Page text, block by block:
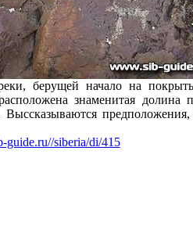
берущей начало на
знаменитая долина
предположения,
guide.ru//siberia/di/415